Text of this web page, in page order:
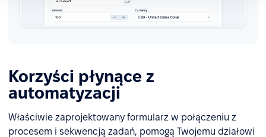
Korzyści płynące z
automatyzacji
Właściwie zaprojektowany formularz w połączeniu z
procesem i sekwencją zadań, pomogą Twojemu działowi